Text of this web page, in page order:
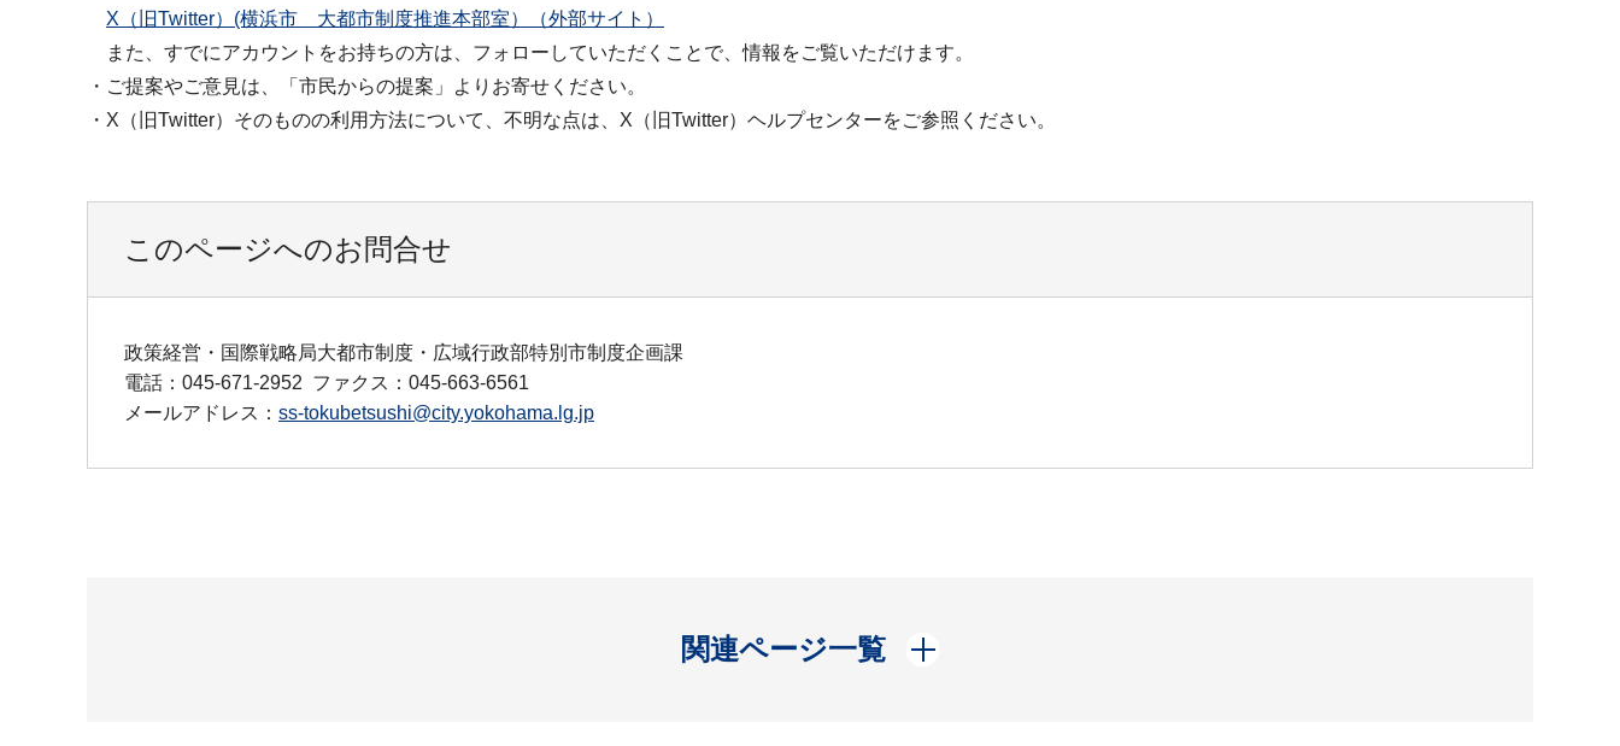
X（旧Twitter）(横浜市 大都市制度推進本部室）（外部サイト）
また、すでにアカウントをお持ちの方は、フォローしていただくことで、情報をご覧いただけます。
・ご提案やご意見は、「市民からの提案」よりお寄せください。
・X（旧Twitter）そのものの利用方法について、不明な点は、X（旧Twitter）ヘルプセンターをご参照ください。
このページへのお問合せ
政策経営・国際戦略局大都市制度・広域行政部特別市制度企画課
電話：045-671-2952 ファクス：045-663-6561
メールアドレス： ss-tokubetsushi@city.yokohama.lg.jp
関連ページ一覧
開く